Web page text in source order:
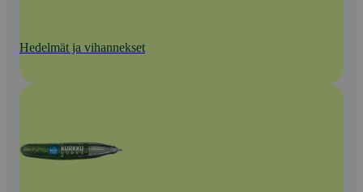
Hedelmät ja vihannekset